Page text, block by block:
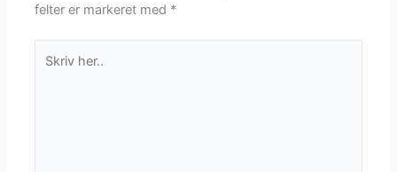
felter er markeret med *
her..